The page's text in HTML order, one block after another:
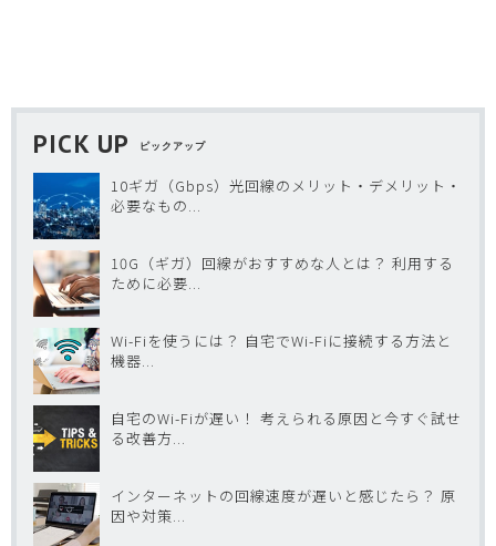
PICK UP ピックアップ
10ギガ（Gbps）光回線のメリット・デメリット・
必要なもの...
10G（ギガ）回線がおすすめな人とは？ 利用する
ために必要...
Wi-Fiを使うには？ 自宅でWi-Fiに接続する方法と
機器...
自宅のWi-Fiが遅い！ 考えられる原因と今すぐ試せ
る改善方...
インターネットの回線速度が遅いと感じたら？ 原
因や対策...